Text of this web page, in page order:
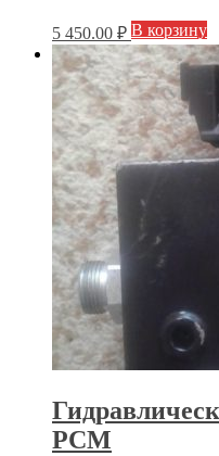
5 450.00 ₽ В корзину
РСМ